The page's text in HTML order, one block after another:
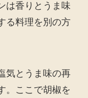
は香りとうま味
る料理を別の方
気とうま味の再
。ここで胡椒を